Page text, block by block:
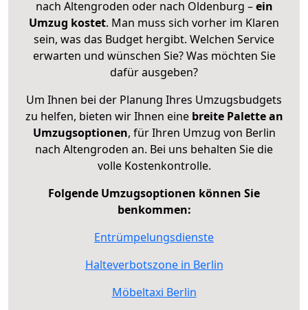
nach Altengroden oder nach Oldenburg –ein
Umzug kostet. Man muss sich vorher im Klaren
sein, was das Budget hergibt. Welchen Service
erwarten und wünschen Sie? Was möchten Sie
dafür ausgeben?
Um Ihnen bei der Planung Ihres Umzugsbudgets
zu helfen, bieten wir Ihnen eine breite Palette an
Umzugsoptionen, für Ihren Umzug von Berlin
nach Altengroden an. Bei uns behalten Sie die
volle Kostenkontrolle.
Folgende Umzugsoptionen können Sie
benkommen:
Entrümpelungsdienste
Halteverbotszone in Berlin
Möbeltaxi Berlin